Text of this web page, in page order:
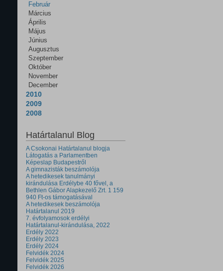
Február
Március
Április
Május
Június
Augusztus
Szeptember
Október
November
December
2010
2009
2008
Határtalanul Blog
A Csokonai Határtalanul blogja
Látogatás a Parlamentben
Képeslap Budapestről
A gimnazisták beszámolója
A hetedikesek tanulmányi
kirándulása Erdélybe 40 fővel, a
Bethlen Gábor Alapkezelő Zrt. 1 159
940 Ft-os támogatásával
A hetedikesek beszámolója
Határtalanul 2019
7. évfolyamosok erdélyi
Határtalanul-kirándulása, 2022
Erdély 2022
Erdély 2023
Erdély 2024
Felvidék 2024
Felvidék 2025
Felvidék 2026